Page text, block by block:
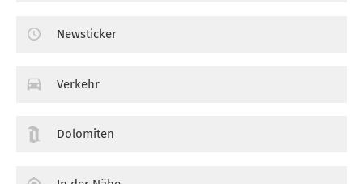
Newsticker
Verkehr
Dolomiten